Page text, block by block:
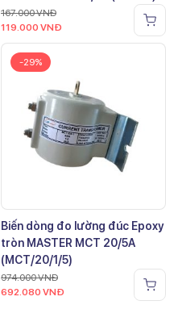
167.000VNĐ
119.000 VNĐ
-29%
Biến dòng đo lường đúc Epoxy
tròn MASTER MCT 20/5A
(MCT/20/1/5)
974.000VNĐ
692.080 VNĐ